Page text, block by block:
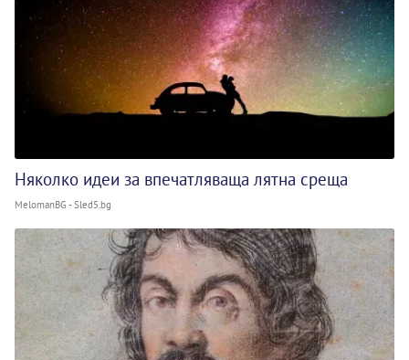
Няколко идеи за впечатляваща лятна среща
MelomanBG - Sled5.bg